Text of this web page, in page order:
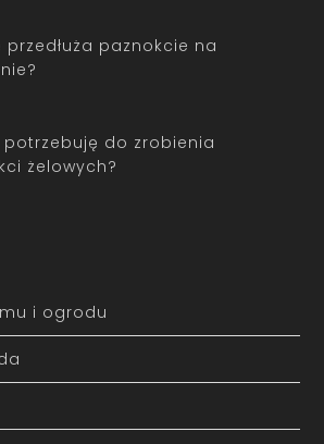
przedłuża paznokcie na
potrzebuję do zrobienia
żelowych?
i ogrodu